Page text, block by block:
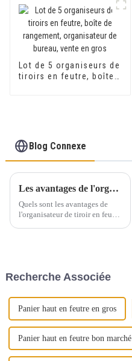
Lot de 5 organiseurs de
tiroirs en feutre, boîte
Blog Connexe
Les avantages de l'organisateur de tiroir en feutre
Quels sont les avantages de
l'organisateur de tiroir en feutre
Recherche Associée
Panier haut en feutre en gros
Panier haut en feutre bon marché